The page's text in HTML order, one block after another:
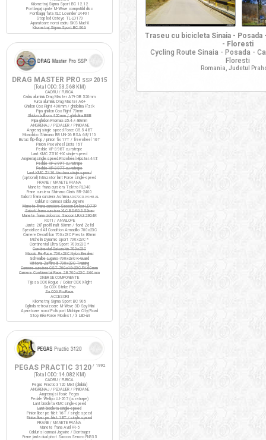
Traseu cu bicicleta Sinaia - Posada
- Floresti
Cycling Route Sinaia - Posada -
Floresti
Romania, Judetul
Kilometraj Sigma Sport BC 12.12
Portbagaj spate M-Wave compatibil disc
Portbagaj fata XLC Lowrider LR-F01
Stop led Cateye TL-LD170
Aparatoare noroi cadru SKS Mud-X
Kilometraj Sigma Sport BC 906
DRAG MASTER PRO SSP 2015
(Total ODO: 53.568 KM )
CADRU / FURCA
Cadru aluminiu Drag Master A7+ DB 520mm
Furca aluminiu Drag Master A6+
Ghidon Cox Flight 400mm / ghidolina Fi'zi:k
Pipa ghidon Cox Flight 70mm
Ghidon bullhorn 420mm / ghidolina BBB
Pipa ghidon Promax 25.4 / 80mm
ANGRENAJ / PEDALIER / PINIOANE
Angrenaj single speed Force C5.5 48T
Monobloc Shimano BB UN-26 BSA 68/110
Butuc flip-flop / pinion fix 17T / freewheel 16T
Pinion Freewheel Dicta 16T
Pedale VP-398T cu ratrape
Lant KMC Z510-HX single-speed
Angrenaj single speed Prowheel Hipster 44T
Pedale VP-399T cu ratrape
Pedale VP-397T cu ratrape
Lant KMC Z410 Ventura single-speed
(optional) Intinzator lant Force single-speed
FRANE / MANETE FRANA
Manete frana cursiera Tektro RL340
Frane cursiera Shimano Claris BR-2400
Saboti frana cursiera AshimaARS72CR-M-HU-AL
Cabluri si camasi cablu Jagwire
Manete frana cursiera Saccon Dekor LD77P
Saboti frana cursiera XLC BS-R05 55mm
Manete frana ciclocros Saccon LRA329D4P
ROTI / ANVELOPE
Jante 28" profil inalt 50mm / fond Zefal
Specialized All Condition Armadillo 700x23C
Camere Decathlon 700x23C Presta 80mm
Michelin Dynamic Sport 700x23C *
Continental Ultra Sport 700x23C *
Continental Gatorskin 700x23C
Maxxis Re-Fuse 700x23C Nylon Breaker
Schwalbe Lugano 700x23C K-Guard
Vittoria Zaffiro III 700x23C Training
Camere cursiera CST 700x19-23C FV 60mm
Camere Continental Race 28 700x23C S60mm
DIVERSE COMPONENTE
Tija sa COX Rogue / Colier COX X-light
Sa COX Strike Pro
Sa COX ProRace
ACCESORII
Kilometraj Sigma Sport BC 906
Oglinda retrovizoare M-Wave 3D Spy Mini
Aparatoare noroi Polisport Michigan City/Road
Stop BikeForce Modest / 3 LED-uri
PEGAS PRACTIC 3120/ 1992
(Total ODO: 14.082 KM )
CADRU / FURCA
Pegas Practic 3120 Mixt (pliabila)
ANGRENAJ / PEDALIER / PINIOANE
Angrenaj si foaie Pegas
Pedale Wellgo LU-207 (cu ratrape)
Lant bicicleta KMC single-speed
Lant bicicleta single-speed
Pinion liber pe filet 16T / single speed
Pinion liber pe filet 18T / single speed
FRANE / MANETE FRANA
Manete frana Avid FR-5
Cabluri si camasi Jagwire / Bontrager
Frane janta dual pivot Saccon Sencro FN335